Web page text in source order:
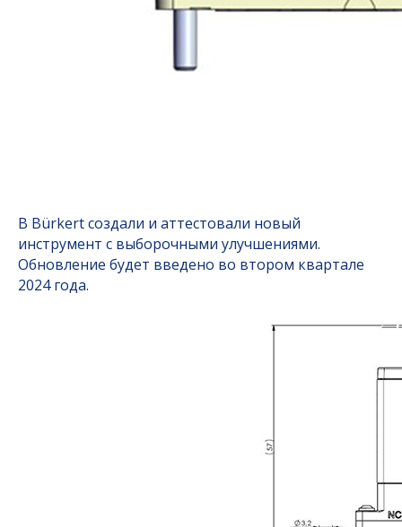
В Bürkert создали и аттестовали новый
инструмент с выборочными улучшениями.
Обновление будет введено во втором квартале
2024 года.